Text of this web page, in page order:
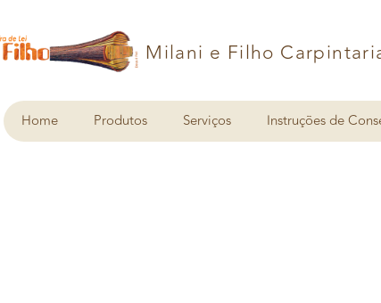
Milani e Filho
Home Produtos Serviços Instruções de